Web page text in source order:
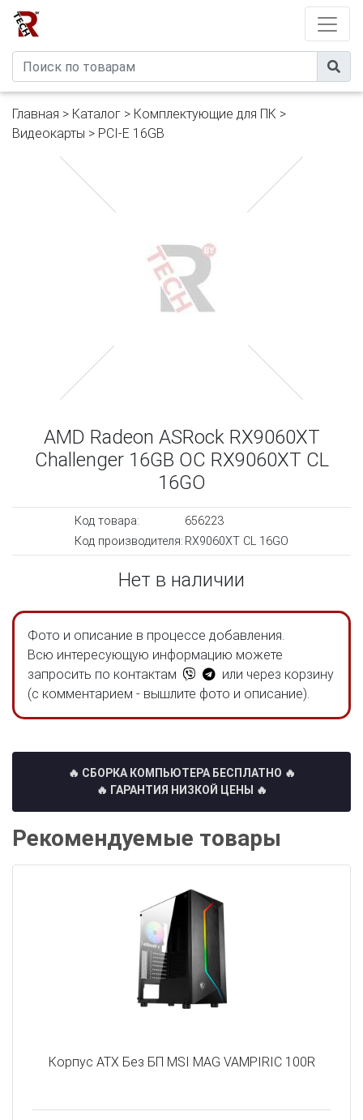
Главная > Каталог > Комплектующие для ПК >
Видеокарты > PCI-E 16GB
AMD Radeon ASRock RX9060XT
Challenger 16GB OC RX9060XT CL
16GO
Код товара:
656223
Код производителя: RX9060XT CL 16GO
Нет в наличии
Фото и описание в процессе добавления.
Всю интересующую информацию можете
запросить по контактам
или через корзину
(с комментарием - вышлите фото и описание).
🔥 СБОРКА КОМПЬЮТЕРА БЕСПЛАТНО 🔥
🔥 ГАРАНТИЯ НИЗКОЙ ЦЕНЫ 🔥
Рекомендуемые товары
Корпус ATX Без БП MSI MAG VAMPIRIC 100R